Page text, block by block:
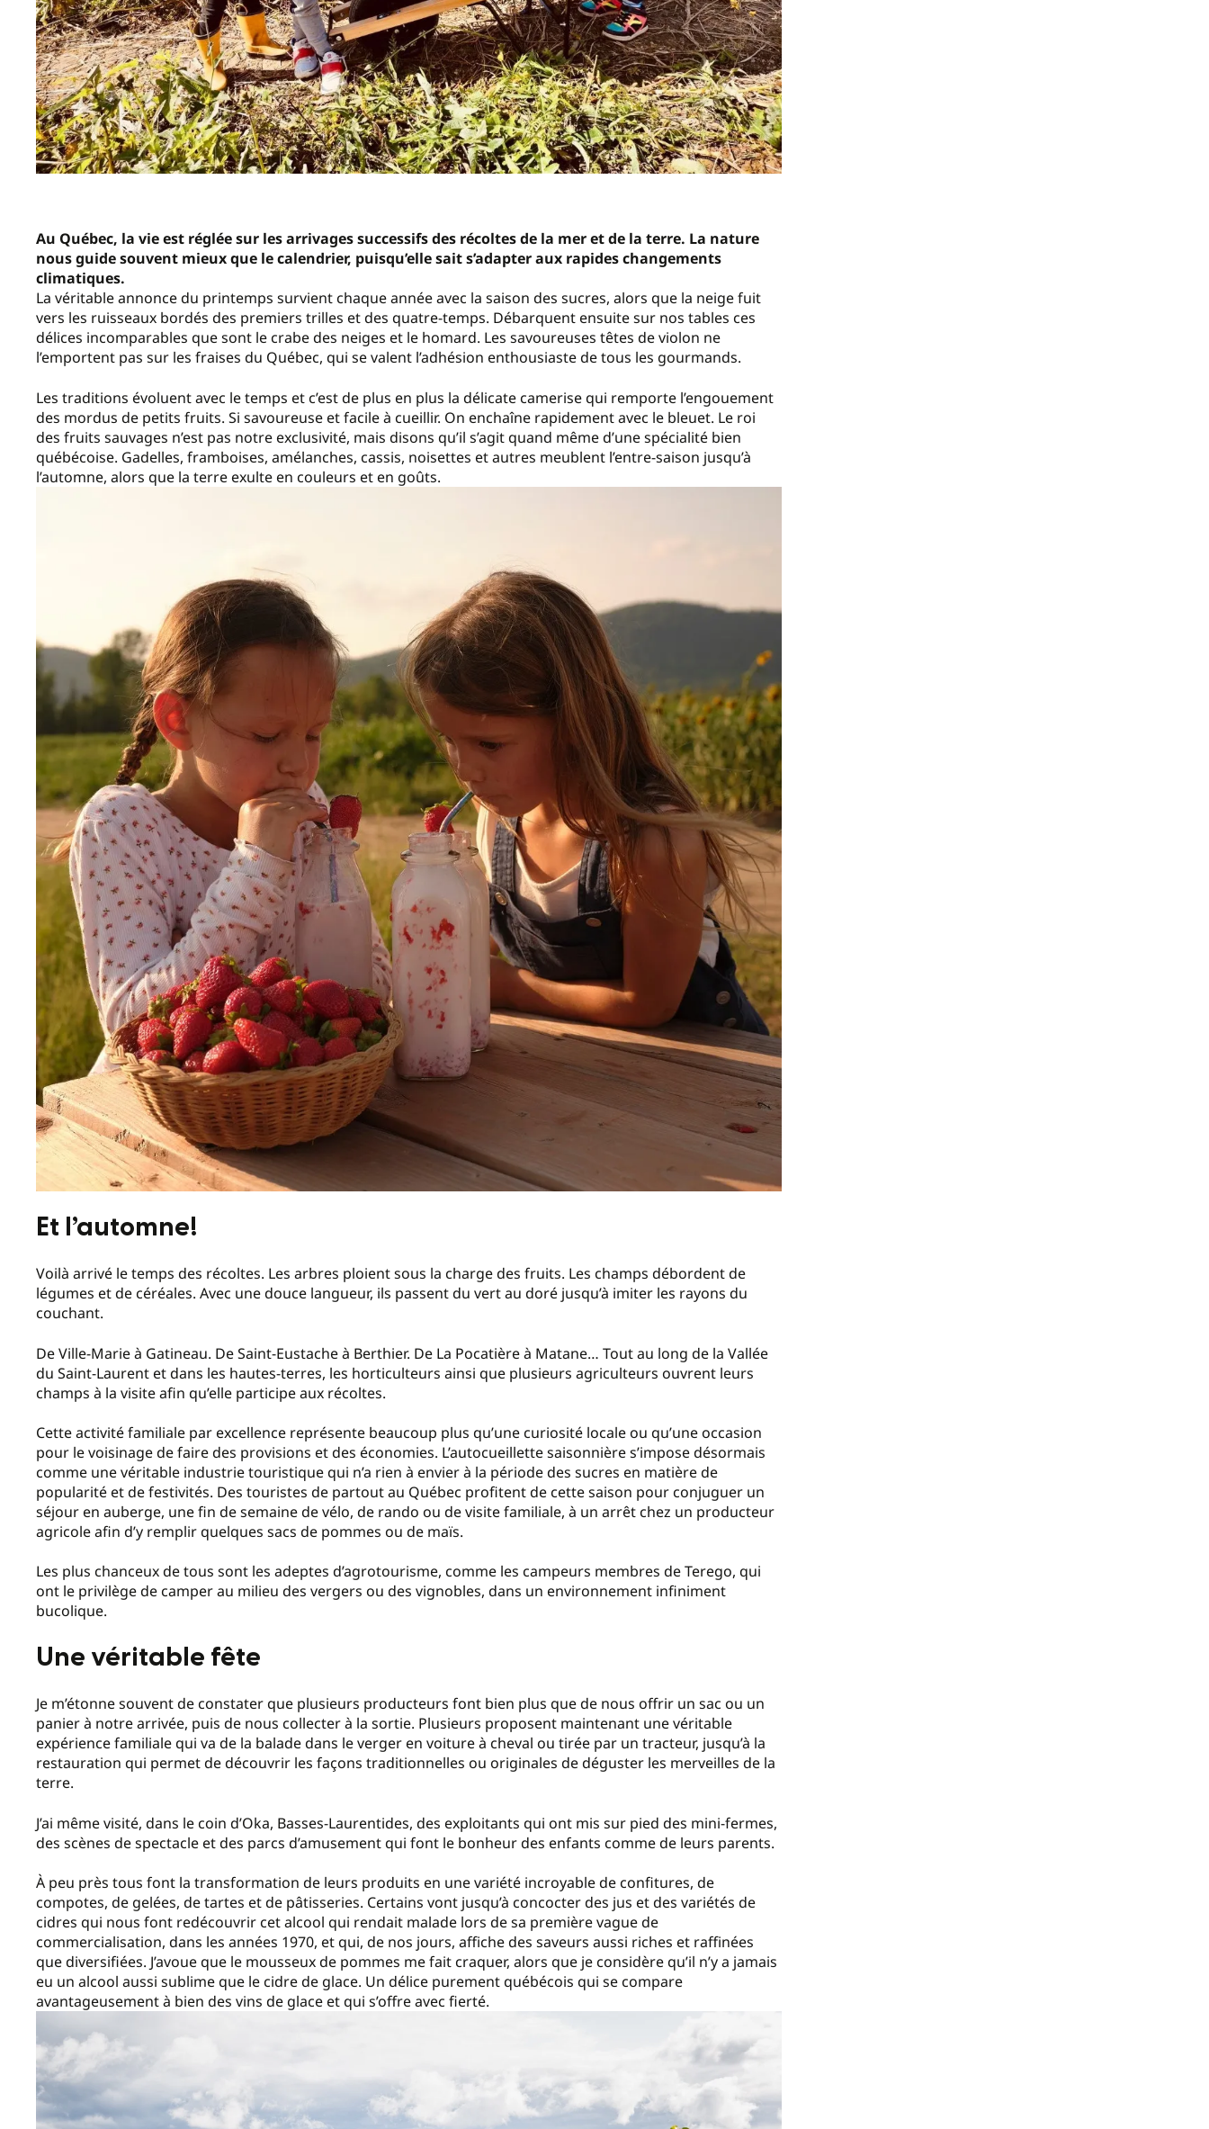
Au Québec, la vie est réglée sur les arrivages successifs des récoltes de la mer et de la terre. La nature
nous guide souvent mieux que le calendrier, puisqu’elle sait s’adapter aux rapides changements
climatiques.
La véritable annonce du printemps survient chaque année avec la saison des sucres, alors que la neige fuit
vers les ruisseaux bordés des premiers trilles et des quatre-temps. Débarquent ensuite sur nos tables ces
délices incomparables que sont le crabe des neiges et le homard. Les savoureuses têtes de violon ne
l’emportent pas sur les fraises du Québec, qui se valent l’adhésion enthousiaste de tous les gourmands.
Les traditions évoluent avec le temps et c’est de plus en plus la délicate camerise qui remporte l’engouement
des mordus de petits fruits. Si savoureuse et facile à cueillir. On enchaîne rapidement avec le bleuet. Le roi
des fruits sauvages n’est pas notre exclusivité, mais disons qu’il s’agit quand même d’une spécialité bien
québécoise. Gadelles, framboises, amélanches, cassis, noisettes et autres meublent l’entre-saison jusqu’à
l’automne, alors que la terre exulte en couleurs et en goûts.
Et l’automne!
Voilà arrivé le temps des récoltes. Les arbres ploient sous la charge des fruits. Les champs débordent de
légumes et de céréales. Avec une douce langueur, ils passent du vert au doré jusqu’à imiter les rayons du
couchant.
De Ville-Marie à Gatineau. De Saint-Eustache à Berthier. De La Pocatière à Matane… Tout au long de la Vallée
du Saint-Laurent et dans les hautes-terres, les horticulteurs ainsi que plusieurs agriculteurs ouvrent leurs
champs à la visite afin qu’elle participe aux récoltes.
Cette activité familiale par excellence représente beaucoup plus qu’une curiosité locale ou qu’une occasion
pour le voisinage de faire des provisions et des économies. L’autocueillette saisonnière s’impose désormais
comme une véritable industrie touristique qui n’a rien à envier à la période des sucres en matière de
popularité et de festivités. Des touristes de partout au Québec profitent de cette saison pour conjuguer un
séjour en auberge, une fin de semaine de vélo, de rando ou de visite familiale, à un arrêt chez un producteur
agricole afin d’y remplir quelques sacs de pommes ou de maïs.
Les plus chanceux de tous sont les adeptes d’agrotourisme, comme les campeurs membres de Terego, qui
ont le privilège de camper au milieu des vergers ou des vignobles, dans un environnement infiniment
bucolique.
Une véritable fête
Je m’étonne souvent de constater que plusieurs producteurs font bien plus que de nous offrir un sac ou un
panier à notre arrivée, puis de nous collecter à la sortie. Plusieurs proposent maintenant une véritable
expérience familiale qui va de la balade dans le verger en voiture à cheval ou tirée par un tracteur, jusqu’à la
restauration qui permet de découvrir les façons traditionnelles ou originales de déguster les merveilles de la
terre.
J’ai même visité, dans le coin d’Oka, Basses-Laurentides, des exploitants qui ont mis sur pied des mini-fermes,
des scènes de spectacle et des parcs d’amusement qui font le bonheur des enfants comme de leurs parents.
À peu près tous font la transformation de leurs produits en une variété incroyable de confitures, de
compotes, de gelées, de tartes et de pâtisseries. Certains vont jusqu’à concocter des jus et des variétés de
cidres qui nous font redécouvrir cet alcool qui rendait malade lors de sa première vague de
commercialisation, dans les années 1970, et qui, de nos jours, affiche des saveurs aussi riches et raffinées
que diversifiées. J’avoue que le mousseux de pommes me fait craquer, alors que je considère qu’il n’y a jamais
eu un alcool aussi sublime que le cidre de glace. Un délice purement québécois qui se compare
avantageusement à bien des vins de glace et qui s’offre avec fierté.